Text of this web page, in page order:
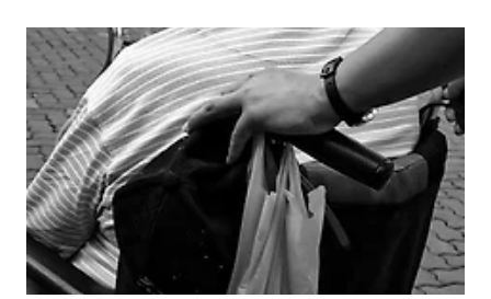
해야 할 사항들을 정리해 드립니다.간병인 보험이란?간병인 보험은 간병 비용
보장을 목적으로 하는 보험으로, 사고, 질병, 노화로 인해 간병이 필요할 때 간
병인의 파견 비용 또는 직접 고용 비용을 지원합니다.주요 특징경제적 부담 완
화: 고액의 간병 비용으로부터 가입자를 보호합니다.다양한 서비스 옵션: 간병
인 파견 또는 직접 고용비 ..